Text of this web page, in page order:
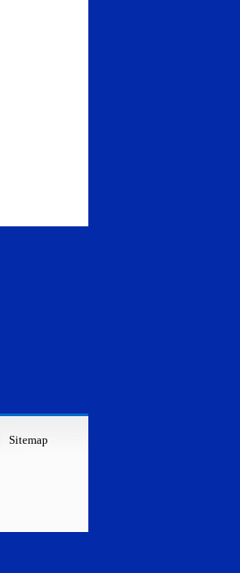
Sitemap